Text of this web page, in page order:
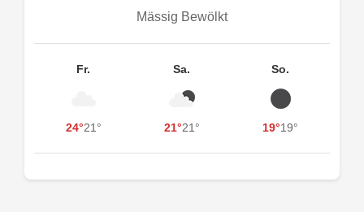
Mässig Bewölkt
Fr.
24°21°
Sa.
21°21°
So.
19°19°